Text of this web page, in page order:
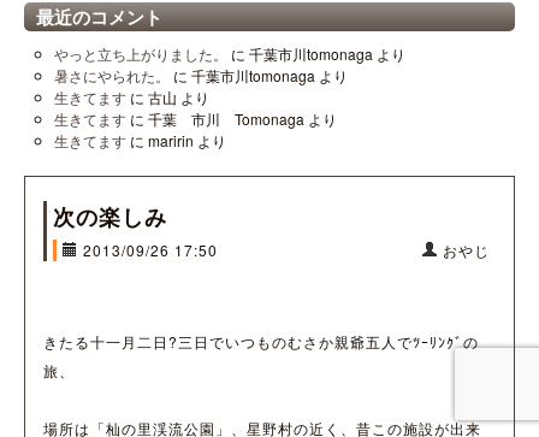
最近のコメント
やっと立ち上がりました。 に 千葉市川tomonaga より
暑さにやられた。
に 千葉市川tomonaga より
生きてます に 古山 より
生きてます に 千葉 市川 Tomonaga より
生きてます に maririn より
次の楽しみ
2013/09/26 17:50 おやじ
きたる十一月二日?三日でいつものむさか親爺五人でﾂｰﾘﾝｸﾞの
旅、
場所は「杣の里渓流公園」、星野村の近く、昔この施設が出来